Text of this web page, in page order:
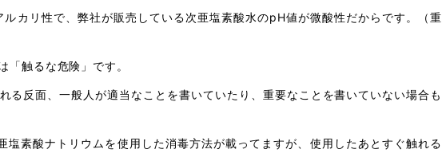
カリ性で、弊社が販売している次亜塩素酸水のpH値が微酸性だからです。（重
「触るな危険」です。
る反面、一般人が適当なことを書いていたり、重要なことを書いていない場合も
素酸ナトリウムを使用した消毒方法が載ってますが、使用したあとすぐ触れる